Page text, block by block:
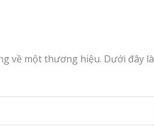
về một thương hiệu. Dưới đây là